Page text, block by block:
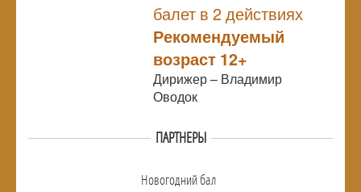
балет в 2 действиях
Рекомендуемый
возраст 12+
Дирижер – Владимир
Оводок
ПАРТНЕРЫ
Новогодний бал